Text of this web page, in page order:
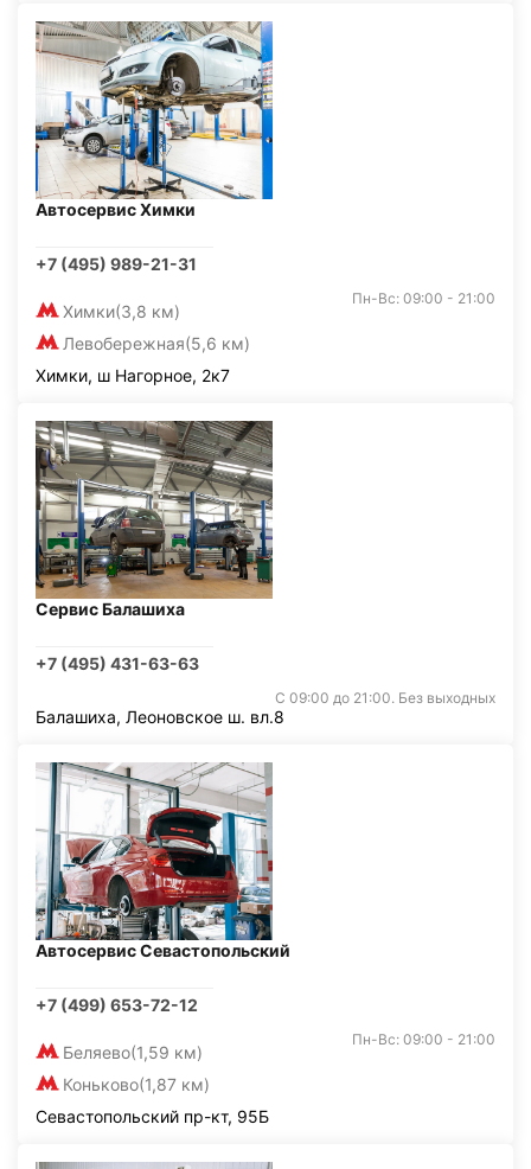
Автосервис Химки
+7 (495) 989-21-31
Химки(3,8 км)
Левобережная(5,6 км)
Пн-Вс: 09:00 - 21:00
Химки, ш Нагорное, 2к7
Сервис Балашиха
+7 (495) 431-63-63
С 09:00 до 21:00. Без выходных
Балашиха, Леоновское ш. вл.8
Автосервис Севастопольский
+7 (499) 653-72-12
Беляево(1,59 км)
Коньково(1,87 км)
Пн-Вс: 09:00 - 21:00
Севастопольский пр-кт, 95Б